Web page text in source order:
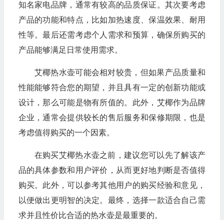
知名家电品牌，通常有较高的品质保证。其次要考虑
产品的功能和特点，比如加热速度、保温效果、耐用
性等。最后还需考虑个人需求和预算，确保所购买的
产品能够满足日常使用需求。
艾椰热水壶可能会相对较贵，但如果产品质量和
性能能够符合您的期望，并且具有一定的创新功能或
设计，那么可能是物有所值的。此外，艾椰作为品牌
企业，通常会提供较长的售后服务和保修期限，也是
考虑值得购买的一个因素。
在购买艾椰热水壶之前，建议您可以先了解该产
品的具体参数和用户评价，从而更好地判断是否值得
购买。此外，可以参考其他用户的购买经验和意见，
以便做出更明智的决定。最终，选择一款适合自己需
求并且性价比合适的热水壶是最重要的。